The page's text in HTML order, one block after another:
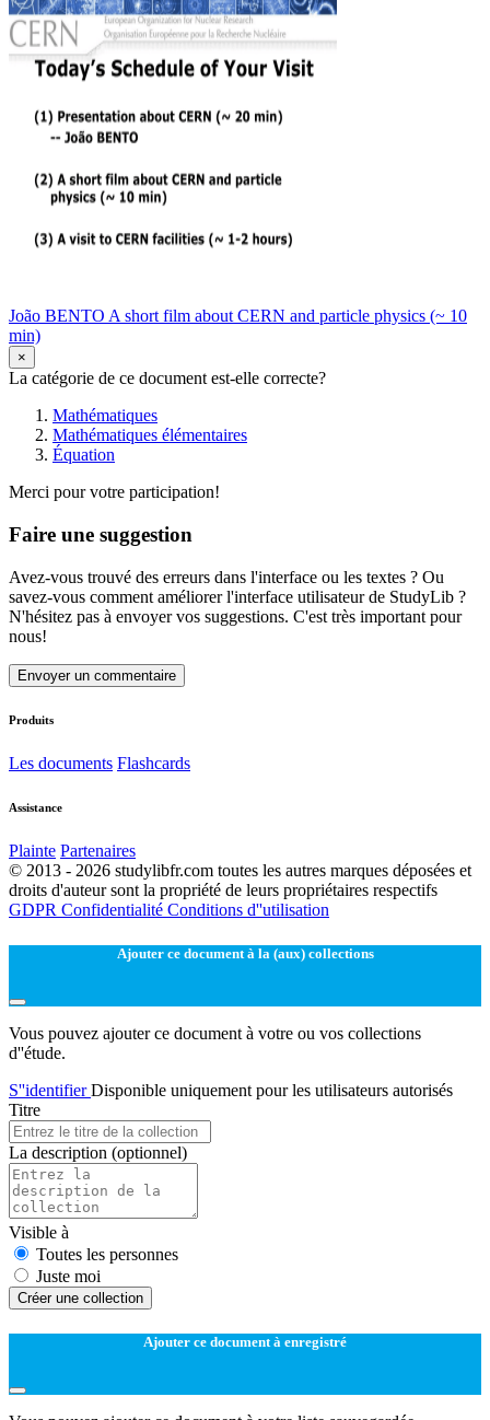
João BENTO A short film about CERN and particle physics (~ 10
min)
×
La catégorie de ce document est-elle correcte?
Mathématiques
Mathématiques élémentaires
Équation
Merci pour votre participation!
Faire une suggestion
Avez-vous trouvé des erreurs dans l'interface ou les textes ? Ou
savez-vous comment améliorer l'interface utilisateur de StudyLib ?
N'hésitez pas à envoyer vos suggestions. C'est très important pour
nous!
Envoyer un commentaire
Produits
Les documents Flashcards
Assistance
Plainte Partenaires
© 2013 - 2026 studylibfr.com toutes les autres marques déposées et
droits d'auteur sont la propriété de leurs propriétaires respectifs
GDPR Confidentialité Conditions d''utilisation
Ajouter ce document à la (aux) collections
Vous pouvez ajouter ce document à votre ou vos collections
d''étude.
S''identifierDisponible uniquement pour les utilisateurs autorisés
Titre
La description (optionnel)
Visible à
Toutes les personnes
Juste moi
Créer une collection
Ajouter ce document à enregistré